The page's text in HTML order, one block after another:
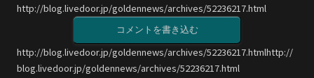
http://blog.livedoor.jp/goldennews/archives/52236217.html
コメントを書き込む
http://blog.livedoor.jp/goldennews/archives/52236217.htmlhttp://
blog.livedoor.jp/goldennews/archives/52236217.html